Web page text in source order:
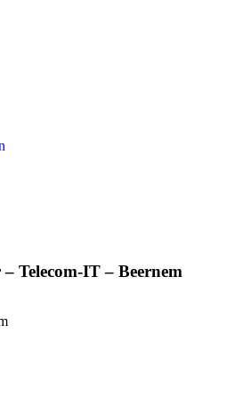
Telecom-IT – Beernem